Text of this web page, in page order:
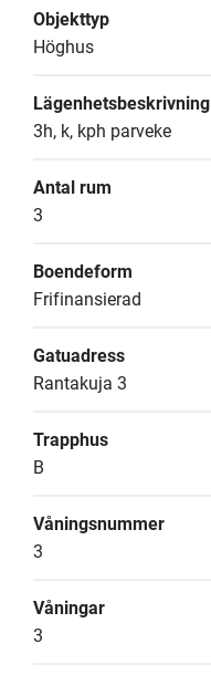
Objekttyp
Höghus
Lägenhetsbeskrivning
3h, k, kph parveke
Antal rum
3
Boendeform
Frifinansierad
Gatuadress
Rantakuja 3
Trapphus
B
Våningsnummer
3
Våningar
3